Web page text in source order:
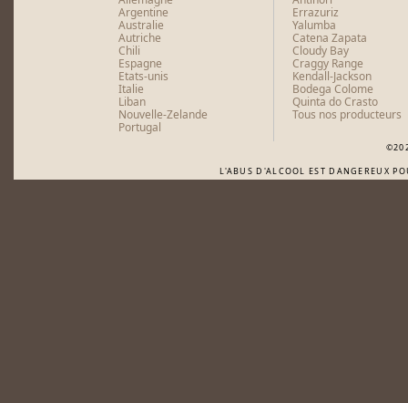
Argentine
Australie
Autriche
Chili
Espagne
Etats-unis
Italie
Liban
Nouvelle-Zelande
Portugal
Errazuriz
Yalumba
Catena Zapata
Cloudy Bay
Craggy Range
Kendall-Jackson
Bodega Colome
Quinta do Crasto
Tous nos producteurs
L'ABUS D'ALCOOL EST DANGEREUX